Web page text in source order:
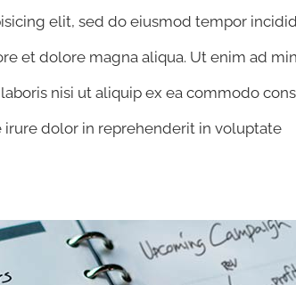
elit, sed do eiusmod tempor
et dolore magna aliqua. Ut enim ad
nisi ut aliquip ex ea commodo
irure dolor in reprehenderit in voluptate